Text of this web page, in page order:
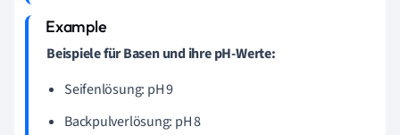
Beispiele für Basen und ihre pH-Werte:
Seifenlösung: pH 9
Backpulverlösung: pH 8